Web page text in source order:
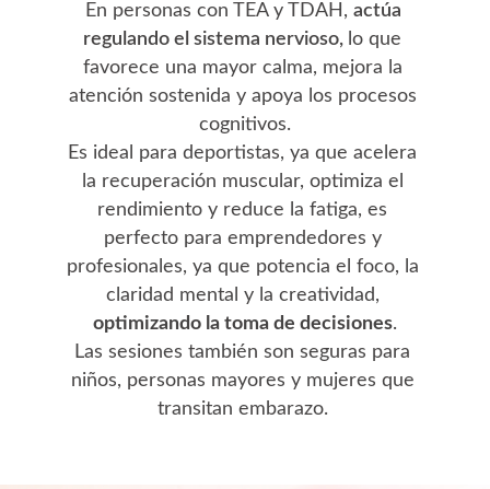
En personas con TEA y TDAH, actúa
regulando el sistema nervioso, lo que
favorece una mayor calma, mejora la
atención sostenida y apoya los procesos
cognitivos.
Es ideal para deportistas, ya que acelera
la recuperación muscular, optimiza el
rendimiento y reduce la fatiga, es
perfecto para emprendedores y
profesionales, ya que potencia el foco, la
claridad mental y la creatividad,
optimizando la toma de decisiones.
Las sesiones también son seguras para
niños, personas mayores y mujeres que
transitan embarazo.